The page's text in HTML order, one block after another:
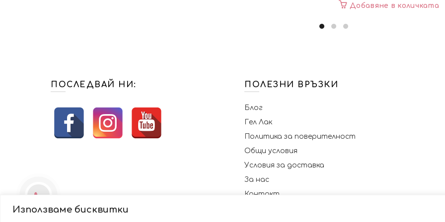
Използваме бисквитки
Добавяне в количката
ПОСЛЕДВАЙ НИ: ПОЛЕЗНИ ВРЪЗКИ
Блог
Гел Лак
Политика за поверителност
Общи условия
Условия за доставка
За нас
Контакт